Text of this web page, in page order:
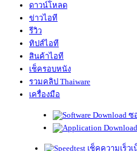
ดาวน์โหลด
ข่าวไอที
รีวิว
ทิปส์ไอที
สินค้าไอที
เช็ครอบหนัง
รวมคลิป Thaiware
เครื่องมือ
ซ
เช็คความเร็วเ